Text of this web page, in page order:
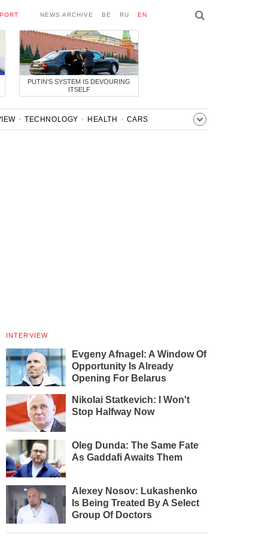
NEWS ARCHIVE BE RU EN
PUTIN'S SYSTEM IS DEVOURING
ITSELF
TECHNOLOGY HEALTH
CARS
INTERVIEW
Evgeny Afnagel: A Window Of
Opportunity Is Already
Opening For Belarus
Nikolai Statkevich: I Won't
Stop Halfway Now
Oleg Dunda: The Same Fate
As Gaddafi Awaits Them
Alexey Nosov: Lukashenko
Is Being Treated By A Select
Group Of Doctors